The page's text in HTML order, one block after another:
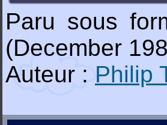
Paru sous
(December
Auteur : Philip